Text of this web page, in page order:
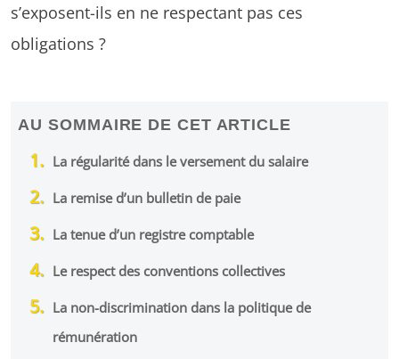
s’exposent-ils en ne respectant pas ces
obligations ?
AU SOMMAIRE DE CET ARTICLE
La régularité dans le versement du salaire
La remise d’un bulletin de paie
La tenue d’un registre comptable
Le respect des conventions collectives
La non-discrimination dans la politique de
rémunération